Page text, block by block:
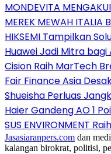
MONDEVITA
MEREK MEWAH ITALIA
HIKSEMI Tampilkan
Huawei Jadi Mitra bagi
Cision Raih MarTech
Fair Finance Asia
Shueisha Perluas
Haier Gandeng AO 1
SUS ENVIRONMENT
Jasasiaranpers.com dan
kalangan birokrat, politisi,